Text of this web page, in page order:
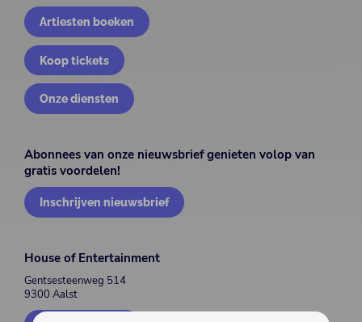
Artiesten boeken
Koop tickets
Onze diensten
Abonnees van onze nieuwsbrief genieten volop van
gratis voordelen!
Inschrijven nieuwsbrief
House of Entertainment
Gentsesteenweg 514
9300 Aalst